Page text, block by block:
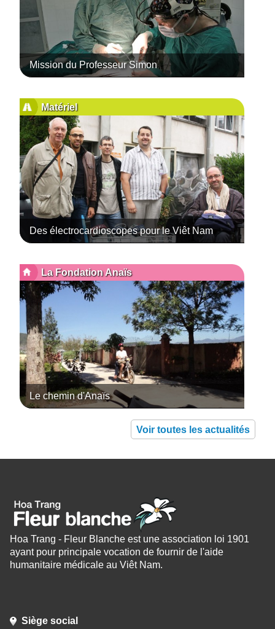
Mission du Professeur Simon
Matériel
Des électrocardioscopes pour le Viêt Nam
La Fondation Anaïs
Le chemin d'Anaïs
Voir toutes les actualités
Hoa Trang - Fleur Blanche est une association loi 1901
ayant pour principale vocation de fournir de l'aide
humanitaire médicale au Viêt Nam.
Siège social